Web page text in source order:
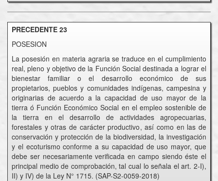
PRECEDENTE 23
POSESION
La posesión en materia agraria se traduce en el cumplimiento
real, pleno y objetivo de la Función Social destinada a lograr el
bienestar familiar o el desarrollo económico de sus
propietarios, pueblos y comunidades indígenas, campesina y
originarias de acuerdo a la capacidad de uso mayor de la
tierra ó Función Económico Social en el empleo sostenible de
la tierra en el desarrollo de actividades agropecuarias,
forestales y otras de carácter productivo, así como en las de
conservación y protección de la biodiversidad, la investigación
y el ecoturismo conforme a su capacidad de uso mayor, que
debe ser necesariamente verificada en campo siendo éste el
principal medio de comprobación, tal cual lo señala el art. 2-I),
II) y IV) de la Ley N° 1715. (SAP-S2-0059-2018)